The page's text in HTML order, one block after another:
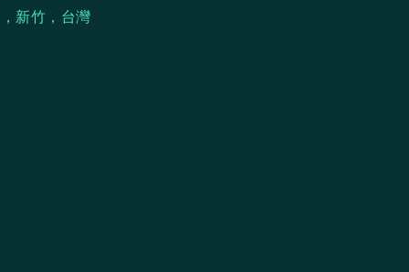
新竹，台灣